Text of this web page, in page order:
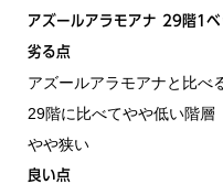
アズールアラモアナ 29階1ベ
劣る点
アズールアラモアナと比べ
29階に比べてやや低い階層
やや狭い
良い点